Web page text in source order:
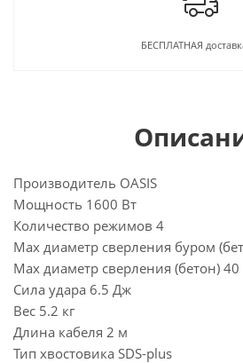
БЕСПЛАТНАЯ
Производитель OASIS
Мощность 1600 Вт
Количество режимов 4
Max диаметр сверления буром
Max диаметр сверления (бетон)
Сила удара 6.5 Дж
Вес 5.2 кг
Длина кабеля 2 м
Тип хвостовика SDS-plus